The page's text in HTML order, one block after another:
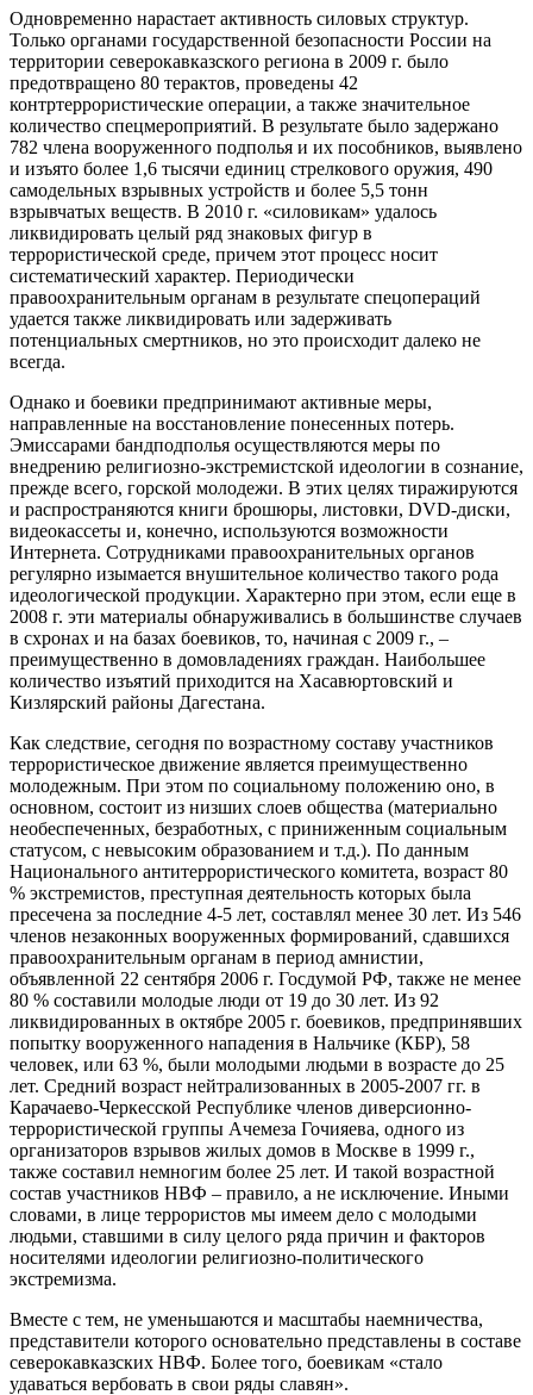
Одновременно нарастает активность силовых структур.
Только органами государственной безопасности России на
территории северокавказского региона в 2009 г. было
предотвращено 80 терактов, проведены 42
контртеррористические операции, а также значительное
количество спецмероприятий. В результате было задержано
782 члена вооруженного подполья и их пособников, выявлено
и изъято более 1,6 тысячи единиц стрелкового оружия, 490
самодельных взрывных устройств и более 5,5 тонн
взрывчатых веществ. В 2010 г. «силовикам» удалось
ликвидировать целый ряд знаковых фигур в
террористической среде, причем этот процесс носит
систематический характер. Периодически
правоохранительным органам в результате спецопераций
удается также ликвидировать или задерживать
потенциальных смертников, но это происходит далеко не
всегда.
Однако и боевики предпринимают активные меры,
направленные на восстановление понесенных потерь.
Эмиссарами бандподполья осуществляются меры по
внедрению религиозно-экстремистской идеологии в сознание,
прежде всего, горской молодежи. В этих целях тиражируются
и распространяются книги брошюры, листовки, DVD-диски,
видеокассеты и, конечно, используются возможности
Интернета. Сотрудниками правоохранительных органов
регулярно изымается внушительное количество такого рода
идеологической продукции. Характерно при этом, если еще в
2008 г. эти материалы обнаруживались в большинстве случаев
в схронах и на базах боевиков, то, начиная с 2009 г., –
преимущественно в домовладениях граждан. Наибольшее
количество изъятий приходится на Хасавюртовский и
Кизлярский районы Дагестана.
Как следствие, сегодня по возрастному составу участников
террористическое движение является преимущественно
молодежным. При этом по социальному положению оно, в
основном, состоит из низших слоев общества (материально
необеспеченных, безработных, с приниженным социальным
статусом, с невысоким образованием и т.д.). По данным
Национального антитеррористического комитета, возраст 80
% экстремистов, преступная деятельность которых была
пресечена за последние 4-5 лет, составлял менее 30 лет. Из 546
членов незаконных вооруженных формирований, сдавшихся
правоохранительным органам в период амнистии,
объявленной 22 сентября 2006 г. Госдумой РФ, также не менее
80 % составили молодые люди от 19 до 30 лет. Из 92
ликвидированных в октябре 2005 г. боевиков, предпринявших
попытку вооруженного нападения в Нальчике (КБР), 58
человек, или 63 %, были молодыми людьми в возрасте до 25
лет. Средний возраст нейтрализованных в 2005-2007 гг. в
Карачаево-Черкесской Республике членов диверсионно-
террористической группы Ачемеза Гочияева, одного из
организаторов взрывов жилых домов в Москве в 1999 г.,
также составил немногим более 25 лет. И такой возрастной
состав участников НВФ – правило, а не исключение. Иными
словами, в лице террористов мы имеем дело с молодыми
людьми, ставшими в силу целого ряда причин и факторов
носителями идеологии религиозно-политического
экстремизма.
Вместе с тем, не уменьшаются и масштабы наемничества,
представители которого основательно представлены в составе
северокавказских НВФ. Более того, боевикам «стало
удаваться вербовать в свои ряды славян».